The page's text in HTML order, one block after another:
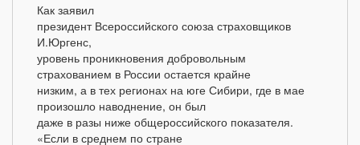
Как заявил
президент Всероссийского союза страховщиков
И.Юргенс,
уровень проникновения добровольным
страхованием в России остается крайне
низким, а в тех регионах на юге Сибири, где в мае
произошло наводнение, он был
даже в разы ниже общероссийского показателя.
«Если в среднем по стране